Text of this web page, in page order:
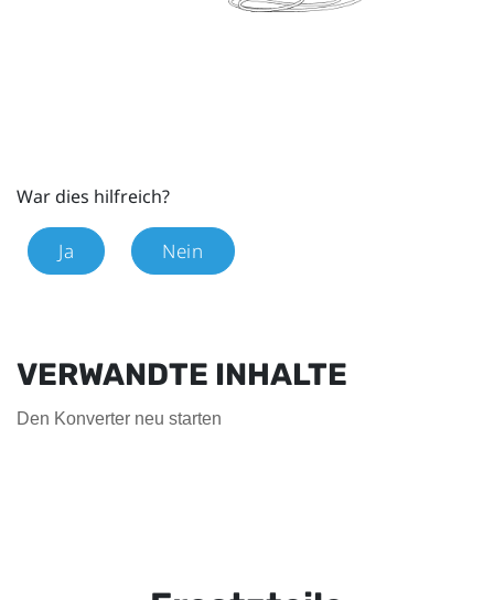
War dies hilfreich?
Ja Nein
VERWANDTE INHALTE
Den Konverter neu starten